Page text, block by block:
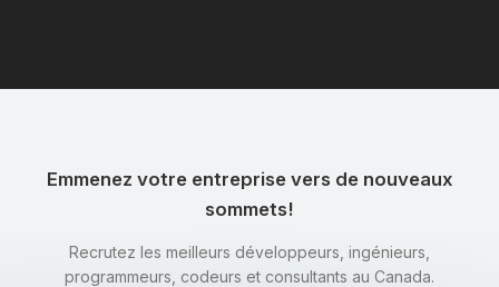
Emmenez votre entreprise vers de nouveaux
sommets!
Recrutez les meilleurs développeurs, ingénieurs,
programmeurs, codeurs et consultants au Canada.